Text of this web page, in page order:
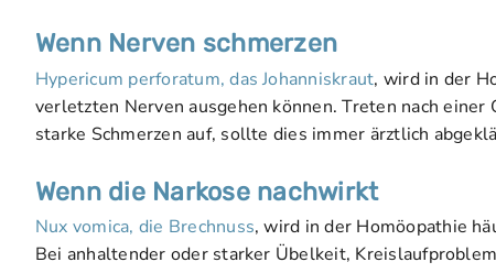
Wenn Nerven schmerzen
Hypericum perforatum, das Johanniskraut, wird in der
verletzten Nerven ausgehen können. Treten nach
starke Schmerzen auf, sollte dies immer ärztlich
Wenn die Narkose nachwirkt
Nux vomica, die Brechnuss, wird in der Homöopathie
Bei anhaltender oder starker Übelkeit,